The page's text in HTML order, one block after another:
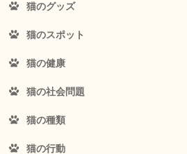
猫のグッズ
猫のスポット
猫の健康
猫の社会問題
猫の種類
猫の行動